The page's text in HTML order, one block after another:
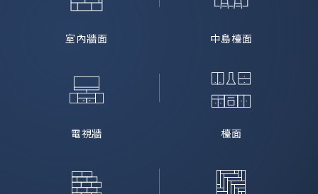
室內牆面 中島檯面
電視牆 檯面